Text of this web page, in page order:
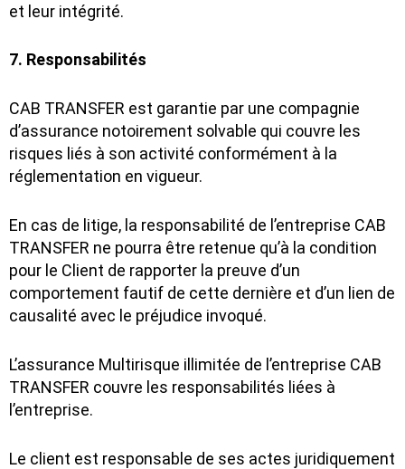
et leur intégrité.
7. Responsabilités
CAB TRANSFER est garantie par une compagnie
d’assurance notoirement solvable qui couvre les
risques liés à son activité conformément à la
réglementation en vigueur.
En cas de litige, la responsabilité de l’entreprise CAB
TRANSFER ne pourra être retenue qu’à la condition
pour le Client de rapporter la preuve d’un
comportement fautif de cette dernière et d’un lien de
causalité avec le préjudice invoqué.
L’assurance Multirisque illimitée de l’entreprise CAB
TRANSFER couvre les responsabilités liées à
l’entreprise.
Le client est responsable de ses actes juridiquement